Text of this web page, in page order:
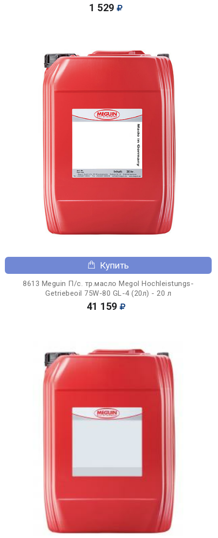
1 529
Купить
8613 Meguin П/с. тр.масло Megol Hochleistungs-
Getriebeoil 75W-80 GL-4 (20л) - 20 л
41 159